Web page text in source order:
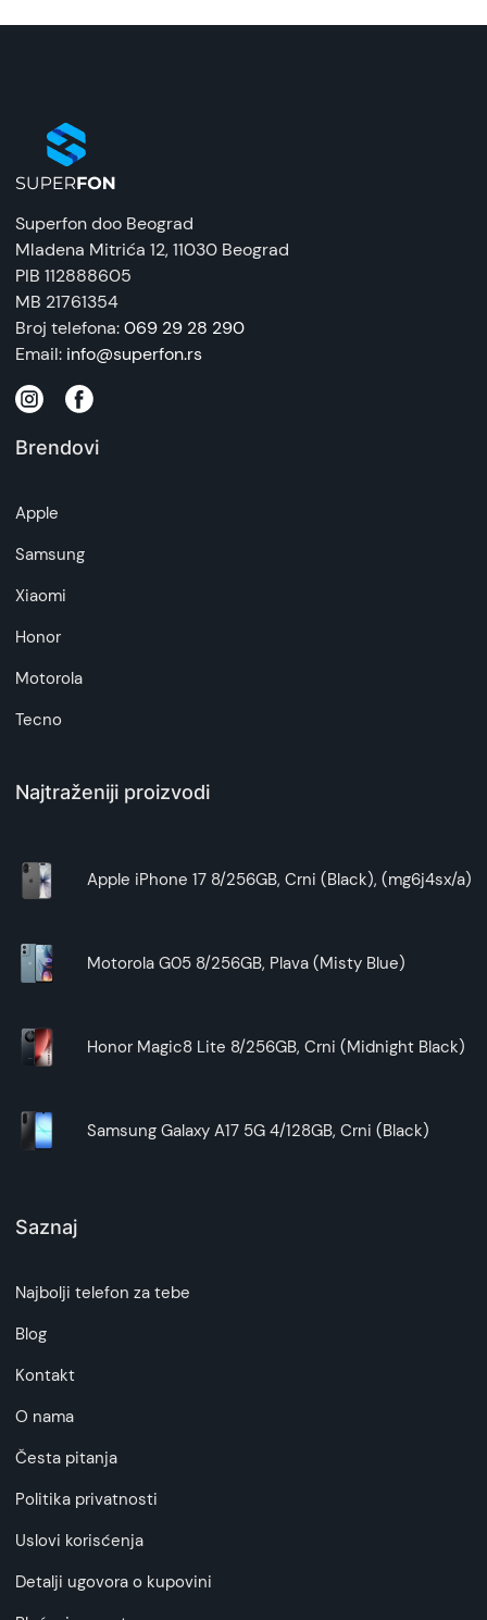
Superfon doo Beograd
Mladena Mitrića 12, 11030 Beograd
PIB 112888605
MB 21761354
Broj telefona:069 29 28 290
Email: info@superfon.rs
Brendovi
Apple
Samsung
Xiaomi
Honor
Motorola
Tecno
Najtraženiji proizvodi
Apple iPhone 17 8/256GB, Crni (Black), (mg6j4sx/a)
Motorola G05 8/256GB, Plava (Misty Blue)
Honor Magic8 Lite 8/256GB, Crni (Midnight Black)
Samsung Galaxy A17 5G 4/128GB, Crni (Black)
Saznaj
Najbolji telefon za tebe
Blog
Kontakt
O nama
Česta pitanja
Politika privatnosti
Uslovi korisćenja
Detalji ugovora o kupovini